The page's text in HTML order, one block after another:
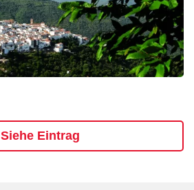
Siehe Eintrag